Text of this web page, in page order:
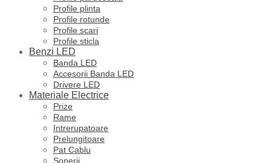
Profile plinta
Profile rotunde
Profile scari
Profile sticla
Benzi LED
Banda LED
Accesorii Banda LED
Drivere LED
Materiale Electrice
Prize
Rame
Intrerupatoare
Prelungitoare
Pat Cablu
Sonerii